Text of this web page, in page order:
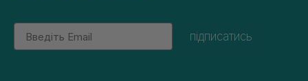
Email
підписатись